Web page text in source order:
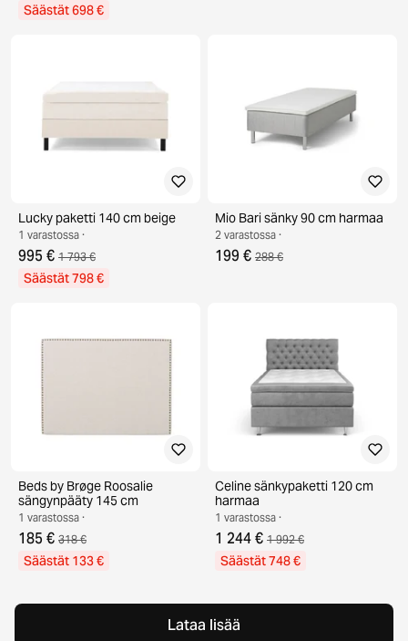
Säästät 698 €
Lucky paketti 140 cm beige
1 varastossa ·
995 € 1 793 €
Säästät 798 €
Mio Bari sänky 90 cm harmaa
2 varastossa ·
199 € 288 €
Beds by Brøge Roosalie
sängynpääty 145 cm
1 varastossa ·
185 € 318 €
Säästät 133 €
Celine sänkypaketti 120 cm
harmaa
1 varastossa ·
1 244 € 1 992 €
Säästät 748 €
Lataa lisää